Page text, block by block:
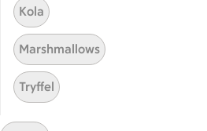
Bli stammis
Stammis Student
Stammis Husdjur
Partnererbjudanden
Våra ICA-kort
Kola
Marshmallows
Tryffel